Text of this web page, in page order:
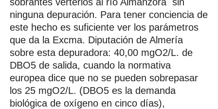
ninguna depuración. Para tener conciencia de
este hecho es suficiente ver los parámetros
que da la Excma. Diputación de Almería
sobre esta depuradora: 40,00 mgO2/L. de
DBO5 de salida, cuando la normativa
europea dice que no se pueden sobrepasar
los 25 mgO2/L. (DBO5 es la demanda
biológica de oxígeno en cinco días),